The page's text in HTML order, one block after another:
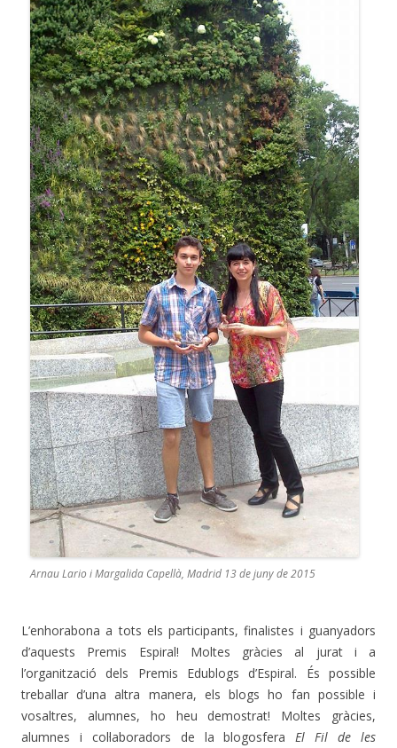
Arnau Lario i Margalida Capellà, Madrid 13 de juny de 2015
L’enhorabona a tots els participants, finalistes i guanyadors
d’aquests Premis Espiral! Moltes gràcies al jurat i a
l’organització dels Premis Edublogs d’Espiral. És possible
treballar d’una altra manera, els blogs ho fan possible i
vosaltres, alumnes, ho heu demostrat! Moltes gràcies,
alumnes i col·laboradors de la blogosfera El Fil de les